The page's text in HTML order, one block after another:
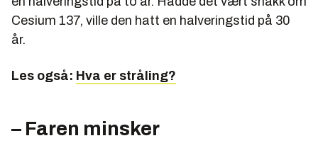
Cesium 137, ville den hatt en halveringstid på 30
år.
Les også: Hva er stråling?
– Faren minsker